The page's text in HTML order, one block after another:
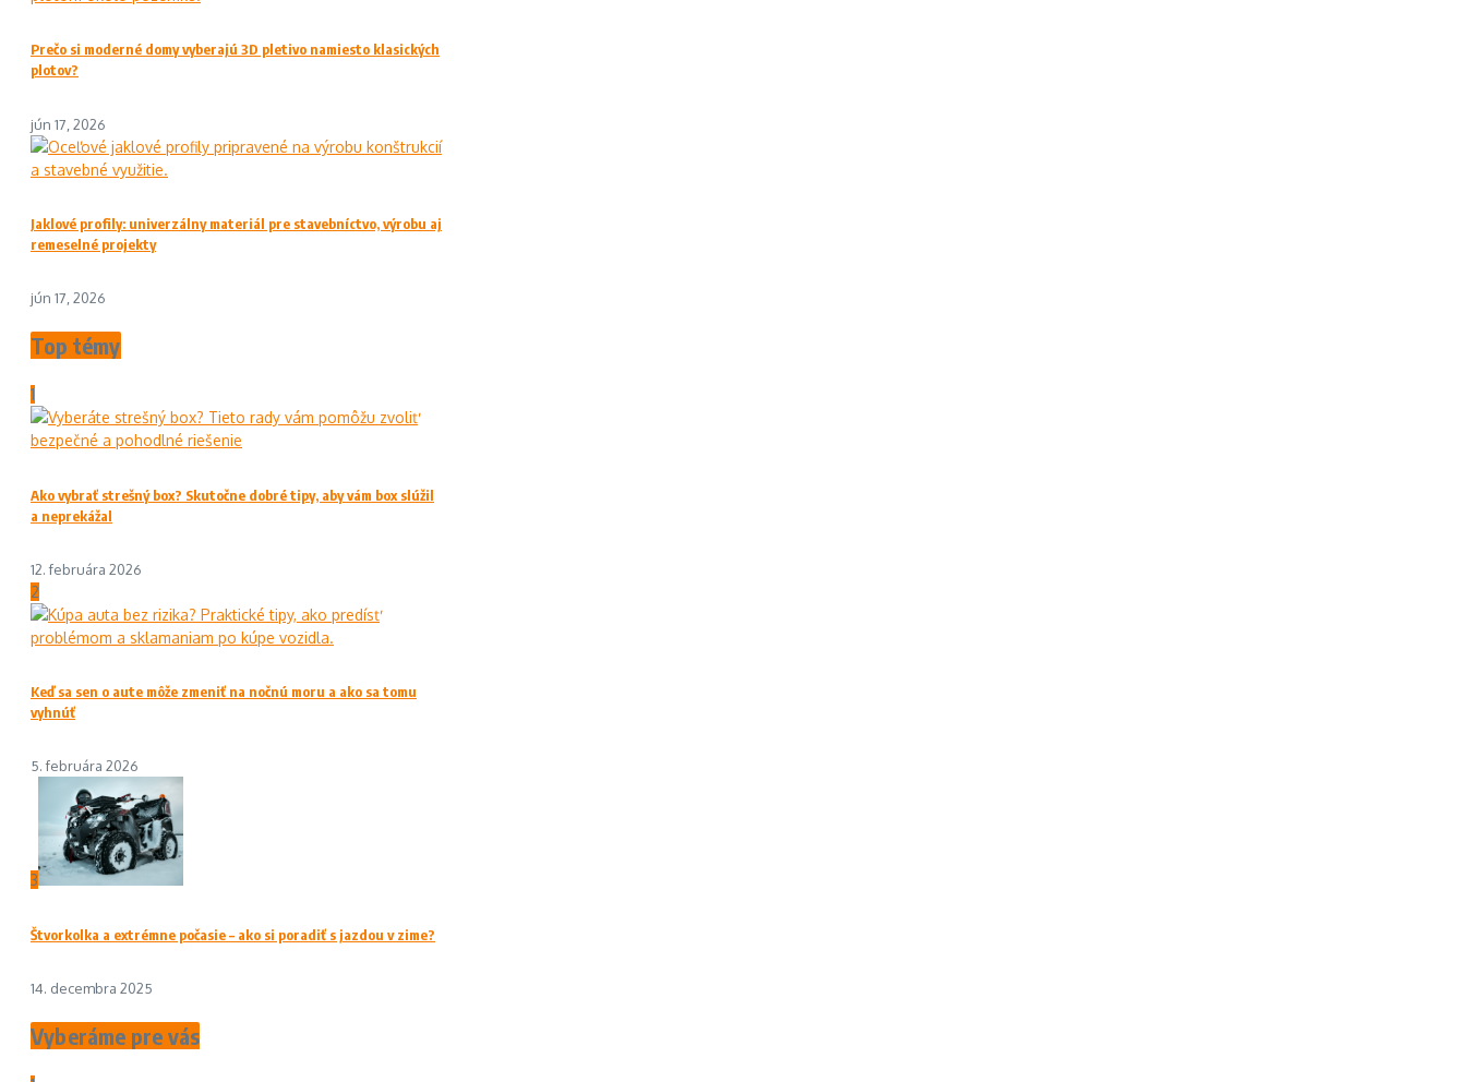
Prečo si moderné domy vyberajú 3D pletivo namiesto klasických
plotov?
jún 17, 2026
Jaklové profily: univerzálny materiál pre stavebníctvo, výrobu aj
remeselné projekty
jún 17, 2026
Top témy
1
Ako vybrať strešný box? Skutočne dobré tipy, aby vám box slúžil
a neprekážal
12. februára 2026
2
Keď sa sen o aute môže zmeniť na nočnú moru a ako sa tomu
vyhnúť
5. februára 2026
3
Štvorkolka a extrémne počasie – ako si poradiť s jazdou v zime?
14. decembra 2025
Vyberáme pre vás